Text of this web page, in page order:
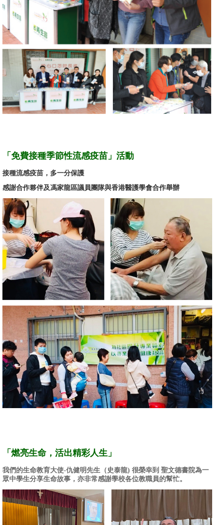
「免費接種季節性流感疫苗」活動
接種流感疫苗，多一分保護
感謝合作夥伴及馮家龍區議員團隊與香港醫護學會合作舉辦
「燃亮生命，活出精彩人生」
我們的生命教育大使-仇健明先生（史泰龍) 很榮幸到 聖文德書院為一
眾中學生分享生命故事，亦非常感謝學校各位教職員的幫忙。